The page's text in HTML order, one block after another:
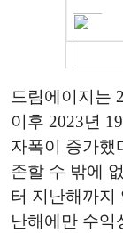
드림에이지는
이후 2023년
자폭이 증가했
존할 수 밖에
터 지난해까지
난해에만 수익